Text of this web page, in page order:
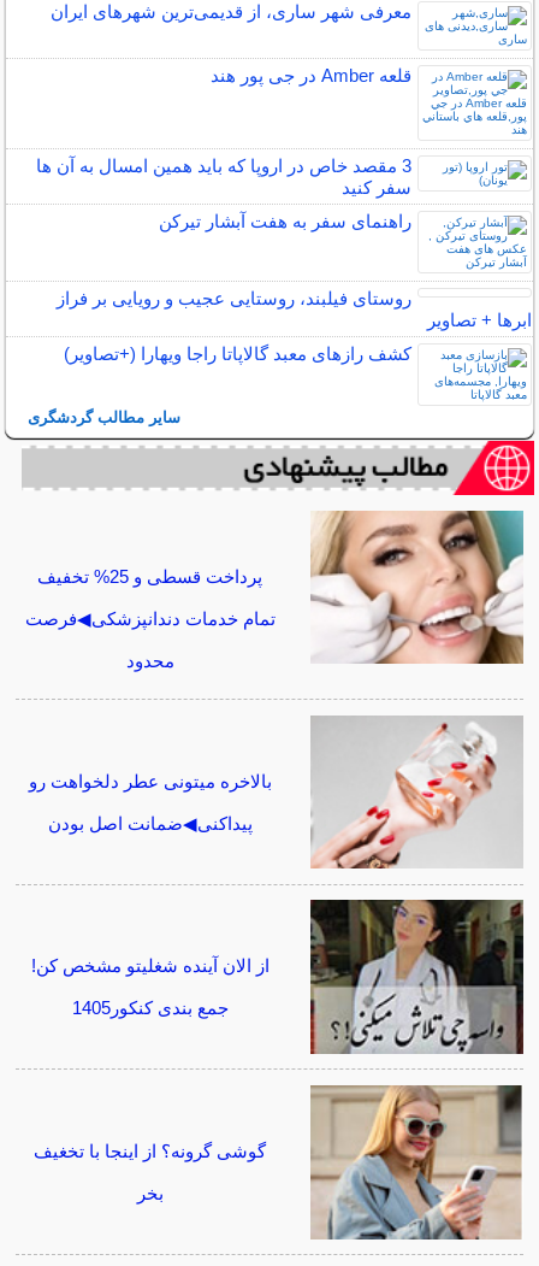
معرفی شهر ساری، از قدیمی‌ترین شهرهای ایران
قلعه Amber در جی پور هند
3 مقصد خاص در اروپا که باید همین امسال به آن ها
سفر کنید
راهنمای سفر به هفت آبشار تیرکن
روستای فیلبند، روستایی عجیب و رویایی بر فراز
ابرها + تصاویر
کشف رازهای معبد گالاپاتا راجا ویهارا (+تصاویر)
سایر مطالب گردشگری
پرداخت قسطی و 25% تخفیف
تمام خدمات دندانپزشکی◀فرصت
محدود
بالاخره میتونی عطر دلخواهت رو
پیداکنی◀ضمانت اصل بودن
از الان آینده شغلیتو مشخص کن!
جمع بندی کنکور1405
گوشی گرونه؟ از اینجا با تخغیف
بخر